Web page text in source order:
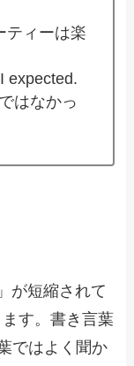
ティーは楽
expected.
はなかっ
が短縮されて
ます。書き言葉
ではよく聞か